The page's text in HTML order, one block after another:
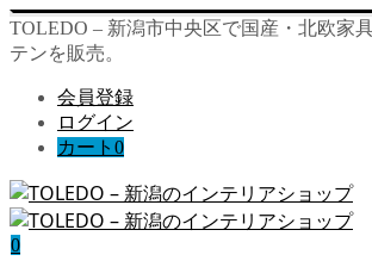
TOLEDO – 新潟市中央区で国産・北欧家
テンを販売。
会員登録
ログイン
カート 0
0